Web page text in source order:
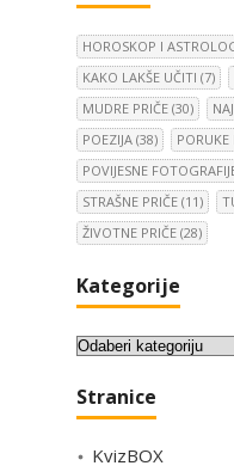
HOROSKOP I
KAKO LAKŠE UČITI (7)
MUDRE PRIČE (30)
POEZIJA (38) PORUKE
POVIJESNE
STRAŠNE PRIČE (11)
ŽIVOTNE PRIČE (28)
Kategorije
K
t
g
Stranice
KvizBOX